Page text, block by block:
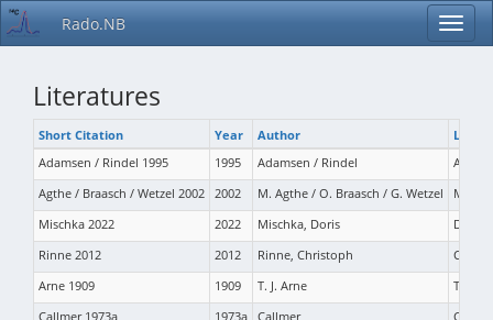
Rado.NB
Literatures
Short Citation Year Author Long
Adamsen / Rindel 1995 1995 Adamsen / Rindel
Agthe / Braasch / Wetzel 2002
2002 M. Agthe / O. Braasch / G. Wetzel
M.
Mischka 2022
2022 Mischka, Doris
D.
Rinne 2012
2012 Rinne, Christoph
C.
Arne 1909
1909 T. J. Arne
T. J.
Callmer 1973a
1973a Callmer